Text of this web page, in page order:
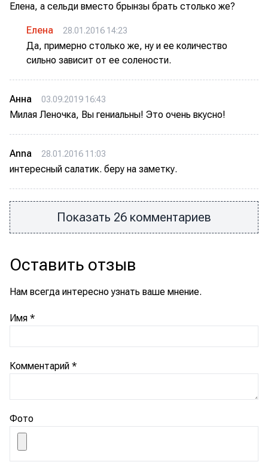
Елена, а сельди вместо брынзы брать столько же?
Елена 28.01.2016 14:23
Да, примерно столько же, ну и ее количество
сильно зависит от ее солености.
Анна 03.09.2019 16:43
Милая Леночка, Вы гениальны! Это очень вкусно!
Anna 28.01.2016 11:03
интересный салатик. беру на заметку.
Показать 26 комментариев
Оставить отзыв
Нам всегда интересно узнать ваше мнение.
Имя *
Комментарий *
Фото